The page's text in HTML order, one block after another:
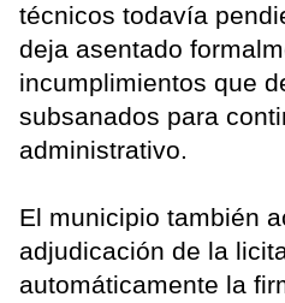
técnicos todavía
deja asentado
incumplimientos que
subsanados para
administrativo.
El municipio también
adjudicación de la
automáticamente la